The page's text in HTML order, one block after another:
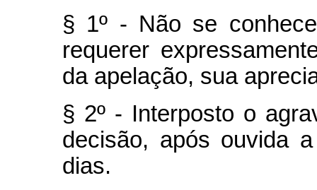
§ 1º - Não se
requerer
da apelação, sua
§ 2º - Interposto o
decisão, após ouvida
dias.